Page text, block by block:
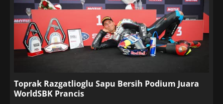
Toprak Razgatlioglu Sapu Bersih Podium Juara
WorldSBK Prancis